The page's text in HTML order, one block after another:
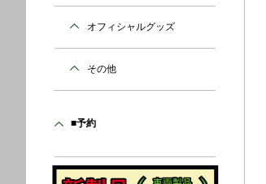
オフィシャルグッズ
その他
■予約